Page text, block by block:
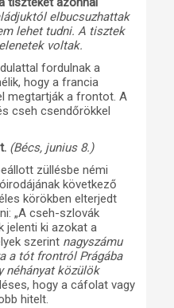
elbucsuzhattak
lehet tudni. A tisztek
voltak.
fordulnak a
hogy a francia
megtartják a frontot. A
cseh csendőrökkel
(Bécs, junius 8.)
züllésbe némi
következő
körökben elterjedt
„A cseh-szlovák
jelenti ki azokat a
szerint nagyszámu
a tót frontról Prágába
néhányat közülök
hogy a cáfolat vagy
hitelt.